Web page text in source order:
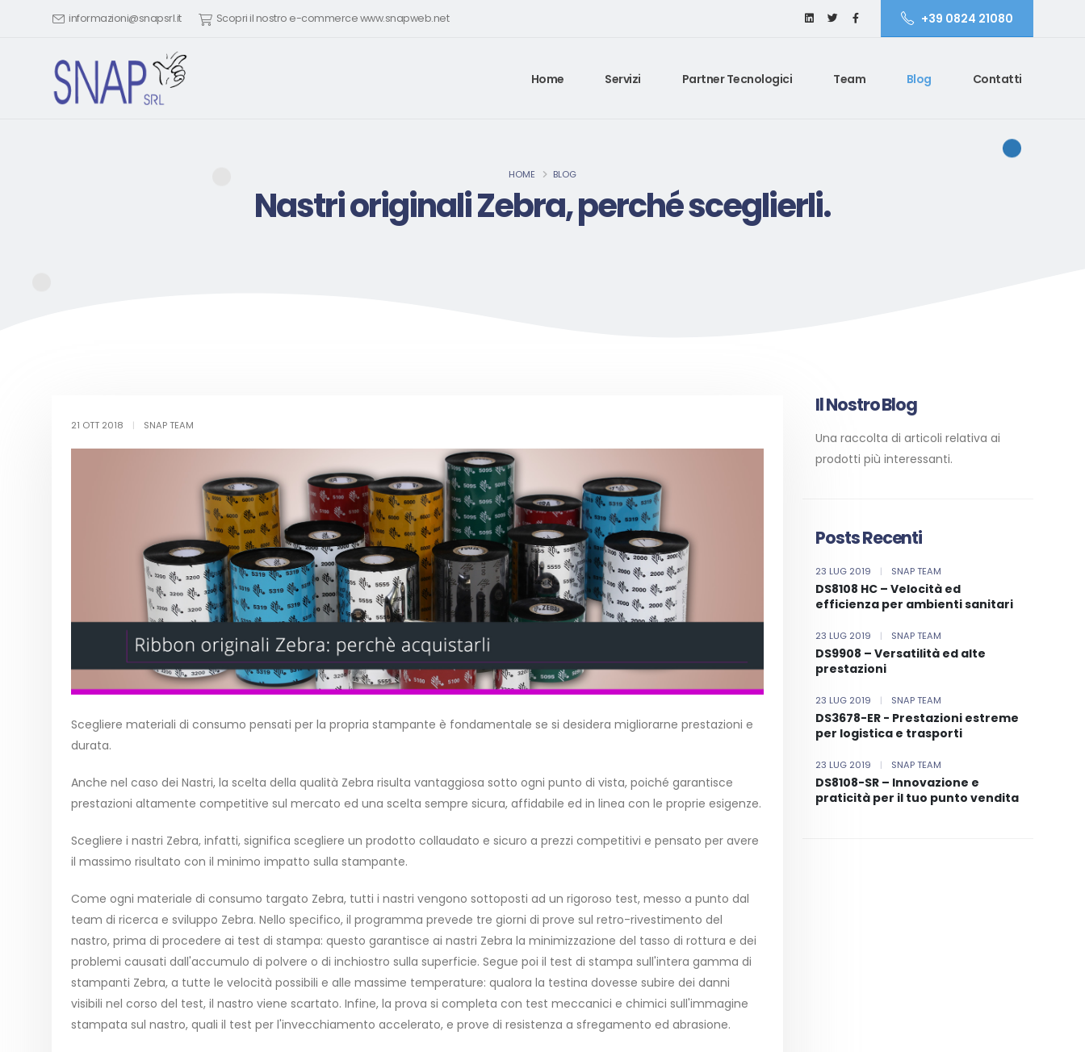
informazioni@snapsrl.it Scopri il nostro e-commerce www.snapweb.net +39 0824 21080
Home Servizi Partner Tecnologici Team Blog Contatti
HOME BLOG
Nastri originali Zebra, perché sceglierli.
21 OTT 2018 | SNAP TEAM
Scegliere materiali di consumo pensati per la propria stampante è fondamentale se si desidera migliorarne prestazioni e
durata.
Anche nel caso dei Nastri, la scelta della qualità Zebra risulta vantaggiosa sotto ogni punto di vista, poiché garantisce
prestazioni altamente competitive sul mercato ed una scelta sempre sicura, affidabile ed in linea con le proprie esigenze.
Scegliere i nastri Zebra, infatti, significa scegliere un prodotto collaudato e sicuro a prezzi competitivi e pensato per avere
il massimo risultato con il minimo impatto sulla stampante.
Come ogni materiale di consumo targato Zebra, tutti i nastri vengono sottoposti ad un rigoroso test, messo a punto dal
team di ricerca e sviluppo Zebra. Nello specifico, il programma prevede tre giorni di prove sul retro-rivestimento del
nastro, prima di procedere ai test di stampa: questo garantisce ai nastri Zebra la minimizzazione del tasso di rottura e dei
problemi causati dall'accumulo di polvere o di inchiostro sulla superficie. Segue poi il test di stampa sull'intera gamma di
stampanti Zebra, a tutte le velocità possibili e alle massime temperature: qualora la testina dovesse subire dei danni
visibili nel corso del test, il nastro viene scartato. Infine, la prova si completa con test meccanici e chimici sull'immagine
stampata sul nastro, quali il test per l'invecchiamento accelerato, e prove di resistenza a sfregamento ed abrasione.
Il Nostro Blog
Una raccolta di articoli relativa ai
prodotti più interessanti.
Posts Recenti
23 LUG 2019 | SNAP TEAM
DS8108 HC – Velocità ed
efficienza per ambienti sanitari
23 LUG 2019 | SNAP TEAM
DS9908 – Versatilità ed alte
prestazioni
23 LUG 2019 | SNAP TEAM
DS3678-ER - Prestazioni estreme
per logistica e trasporti
23 LUG 2019 | SNAP TEAM
DS8108-SR – Innovazione e
praticità per il tuo punto vendita